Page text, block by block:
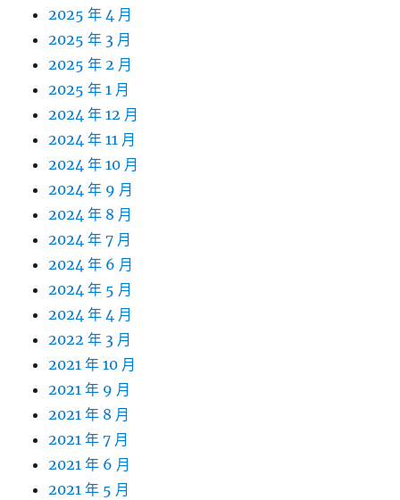
2025 年 4 月
2025 年 3 月
2025 年 2 月
2025 年 1 月
2024 年 12 月
2024 年 11 月
2024 年 10 月
2024 年 9 月
2024 年 8 月
2024 年 7 月
2024 年 6 月
2024 年 5 月
2024 年 4 月
2022 年 3 月
2021 年 10 月
2021 年 9 月
2021 年 8 月
2021 年 7 月
2021 年 6 月
2021 年 5 月